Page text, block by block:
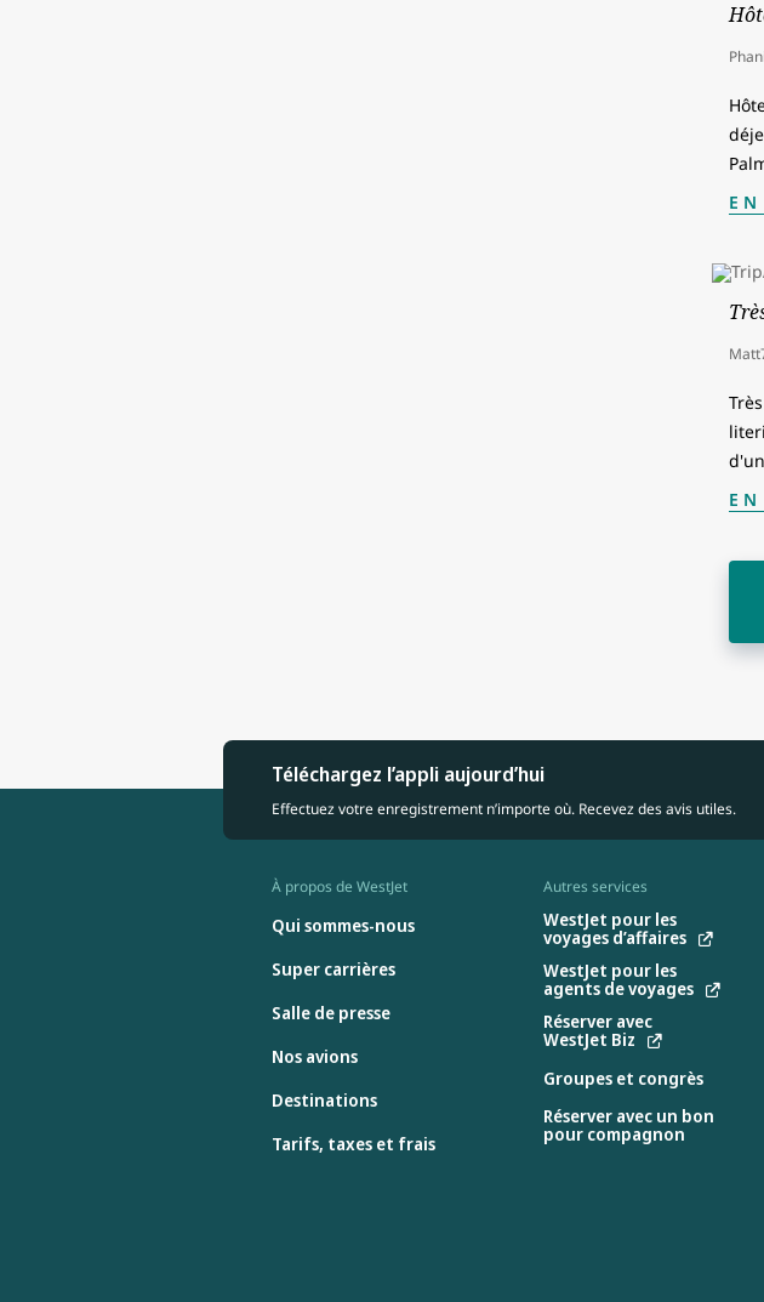
Téléchargez l’appli aujourd’hui
Effectuez votre enregistrement n’importe où. Recevez des avis utiles.
À propos de WestJet
Qui sommes-nous
Super carrières
Salle de presse
Nos avions
Destinations
Tarifs, taxes et frais
Autres services
WestJet pour les
voyages d’affaires
WestJet pour les
agents de voyages
Réserver avec
WestJet Biz
Groupes et congrès
Réserver avec un bon
pour compagnon